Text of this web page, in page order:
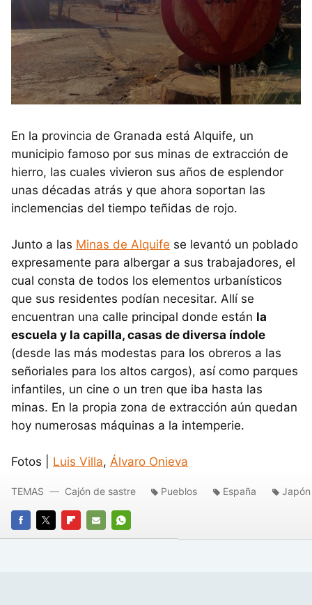
En la provincia de Granada está Alquife, un
municipio famoso por sus minas de extracción de
hierro, las cuales vivieron sus años de esplendor
unas décadas atrás y que ahora soportan las
inclemencias del tiempo teñidas de rojo.
Junto a las Minas de Alquife se levantó un poblado
expresamente para albergar a sus trabajadores, el
cual consta de todos los elementos urbanísticos
que sus residentes podían necesitar. Allí se
encuentran una calle principal donde están la
escuela y la capilla, casas de diversa índole
(desde las más modestas para los obreros a las
señoriales para los altos cargos), así como parques
infantiles, un cine o un tren que iba hasta las
minas. En la propia zona de extracción aún quedan
hoy numerosas máquinas a la intemperie.
Fotos | Luis Villa, Álvaro Onieva
FACEBOOK
TWITTERFLIPBOARD
E-
WHATSAPP
TEMAS Cajón de sastre Pueblos España Japón